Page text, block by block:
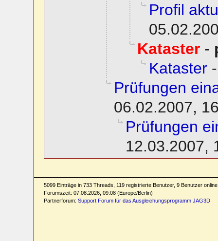
Profil
Kataster-
Kataster
Prüfungen
06.02.2007,
Prüfungen
12.03.2007,
5099 Einträge in 733 Threads, 119 registrierte Benutzer, 9 Benutzer
Forumszeit: 07.08.2026, 09:08 (Europe/Berlin)
Partnerforum: Support Forum für das Ausgleichungsprogramm JAG3D